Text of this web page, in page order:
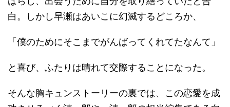
白。しかし早瀬はあいこに幻滅するどころか、
「僕のためにそこまでがんばってくれてたなんて」
と喜び、ふたりは晴れて交際することになった。
そんな胸キュンストーリーの裏では、この恋愛を成